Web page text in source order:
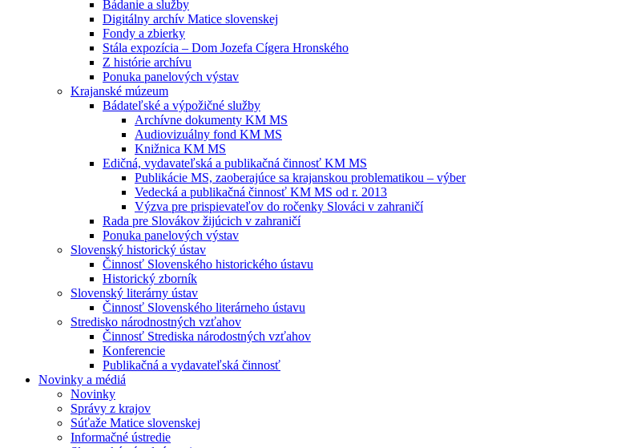
Bádanie a služby
Digitálny archív Matice slovenskej
Fondy a zbierky
Stála expozícia – Dom Jozefa Cígera Hronského
Z histórie archívu
Ponuka panelových výstav
Krajanské múzeum
Bádateľské a výpožičné služby
Archívne dokumenty KM MS
Audiovizuálny fond KM MS
Knižnica KM MS
Edičná, vydavateľská a publikačná činnosť KM MS
Publikácie MS, zaoberajúce sa krajanskou problematikou – výber
Vedecká a publikačná činnosť KM MS od r. 2013
Výzva pre prispievateľov do ročenky Slováci v zahraničí
Rada pre Slovákov žijúcich v zahraničí
Ponuka panelových výstav
Slovenský historický ústav
Činnosť Slovenského historického ústavu
Historický zborník
Slovenský literárny ústav
Činnosť Slovenského literárneho ústavu
Stredisko národnostných vzťahov
Činnosť Strediska národostných vzťahov
Konferencie
Publikačná a vydavateľská činnosť
Novinky a médiá
Novinky
Správy z krajov
Súťaže Matice slovenskej
Informačné ústredie